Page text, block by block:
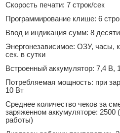
Скорость печати: 7 строк/сек
Программирование клише: 6
Ввод и индикация сумм: 8
Энергонезависимое: ОЗУ, часы,
сек. в сутки
Встроенный аккумулятор: 7,4 В,
Потребляемая мощность: при
10 Вт
Среднее количество чеков за
заряженном аккумуляторе: 2500
работы)